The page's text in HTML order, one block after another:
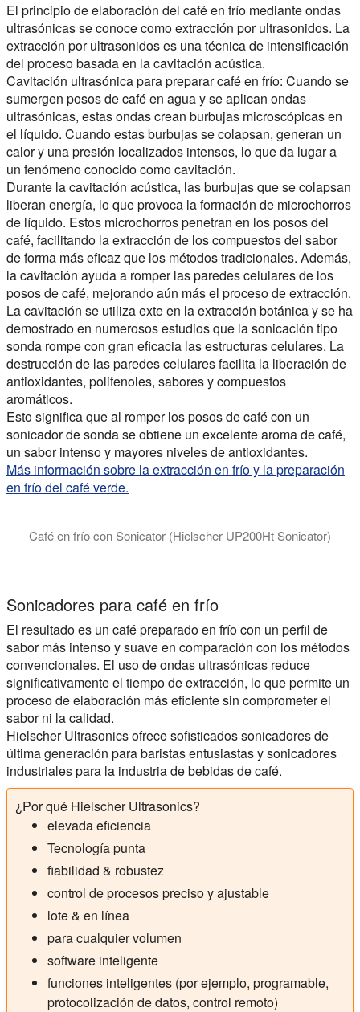
El principio de elaboración del café en frío mediante ondas
ultrasónicas se conoce como extracción por ultrasonidos. La
extracción por ultrasonidos es una técnica de intensificación
del proceso basada en la cavitación acústica.
Cavitación ultrasónica para preparar café en frío: Cuando se
sumergen posos de café en agua y se aplican ondas
ultrasónicas, estas ondas crean burbujas microscópicas en
el líquido. Cuando estas burbujas se colapsan, generan un
calor y una presión localizados intensos, lo que da lugar a
un fenómeno conocido como cavitación.
Durante la cavitación acústica, las burbujas que se colapsan
liberan energía, lo que provoca la formación de microchorros
de líquido. Estos microchorros penetran en los posos del
café, facilitando la extracción de los compuestos del sabor
de forma más eficaz que los métodos tradicionales. Además,
la cavitación ayuda a romper las paredes celulares de los
posos de café, mejorando aún más el proceso de extracción.
La cavitación se utiliza exte en la extracción botánica y se ha
demostrado en numerosos estudios que la sonicación tipo
sonda rompe con gran eficacia las estructuras celulares. La
destrucción de las paredes celulares facilita la liberación de
antioxidantes, polifenoles, sabores y compuestos
aromáticos.
Esto significa que al romper los posos de café con un
sonicador de sonda se obtiene un excelente aroma de café,
un sabor intenso y mayores niveles de antioxidantes.
Más información sobre la extracción en frío y la preparación
en frío del café verde.
Café en frío con Sonicator (Hielscher UP200Ht Sonicator)
Sonicadores para café en frío
El resultado es un café preparado en frío con un perfil de
sabor más intenso y suave en comparación con los métodos
convencionales. El uso de ondas ultrasónicas reduce
significativamente el tiempo de extracción, lo que permite un
proceso de elaboración más eficiente sin comprometer el
sabor ni la calidad.
Hielscher Ultrasonics ofrece sofisticados sonicadores de
última generación para baristas entusiastas y sonicadores
industriales para la industria de bebidas de café.
¿Por qué Hielscher Ultrasonics?
elevada eficiencia
Tecnología punta
fiabilidad & robustez
control de procesos preciso y ajustable
lote & en línea
para cualquier volumen
software inteligente
funciones inteligentes (por ejemplo, programable,
protocolización de datos, control remoto)